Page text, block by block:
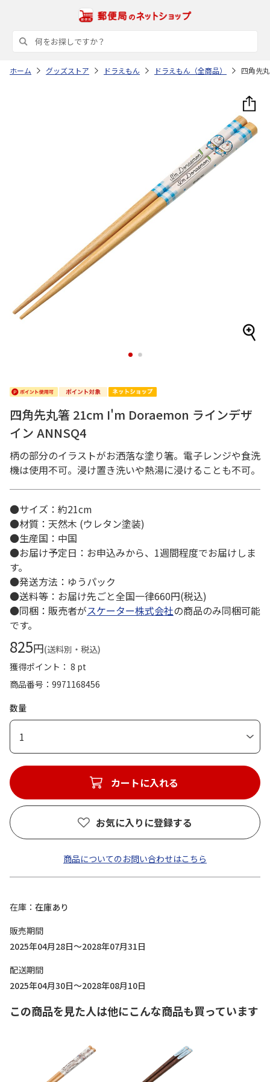
ホーム グッズストア ドラえもん ドラえもん（全商品） 四角先
1 2
四角先丸箸 21cm I'm Doraemon ラインデザ
イン ANNSQ4
柄の部分のイラストがお洒落な塗り箸。電子レンジや食洗
機は使用不可。浸け置き洗いや熱湯に浸けることも不可。
●サイズ：約21cm
●材質：天然木 (ウレタン塗装)
●生産国：中国
●お届け予定日：お申込みから、1週間程度でお届けしま
す。
●発送方法：ゆうパック
●送料等：お届け先ごと全国一律660円(税込)
●同梱：販売者がスケーター株式会社の商品のみ同梱可能
です。
825円(送料別・税込)
獲得ポイント： 8 pt
商品番号
9971168456
数量
1
カートに入れる
お気に入りに登録する
商品についてのお問い合わせはこちら
在庫
在庫あり
販売期間
2025年04月28日～2028年07月31日
配送期間
2025年04月30日～2028年08月10日
この商品を見た人は他にこんな商品も買っています